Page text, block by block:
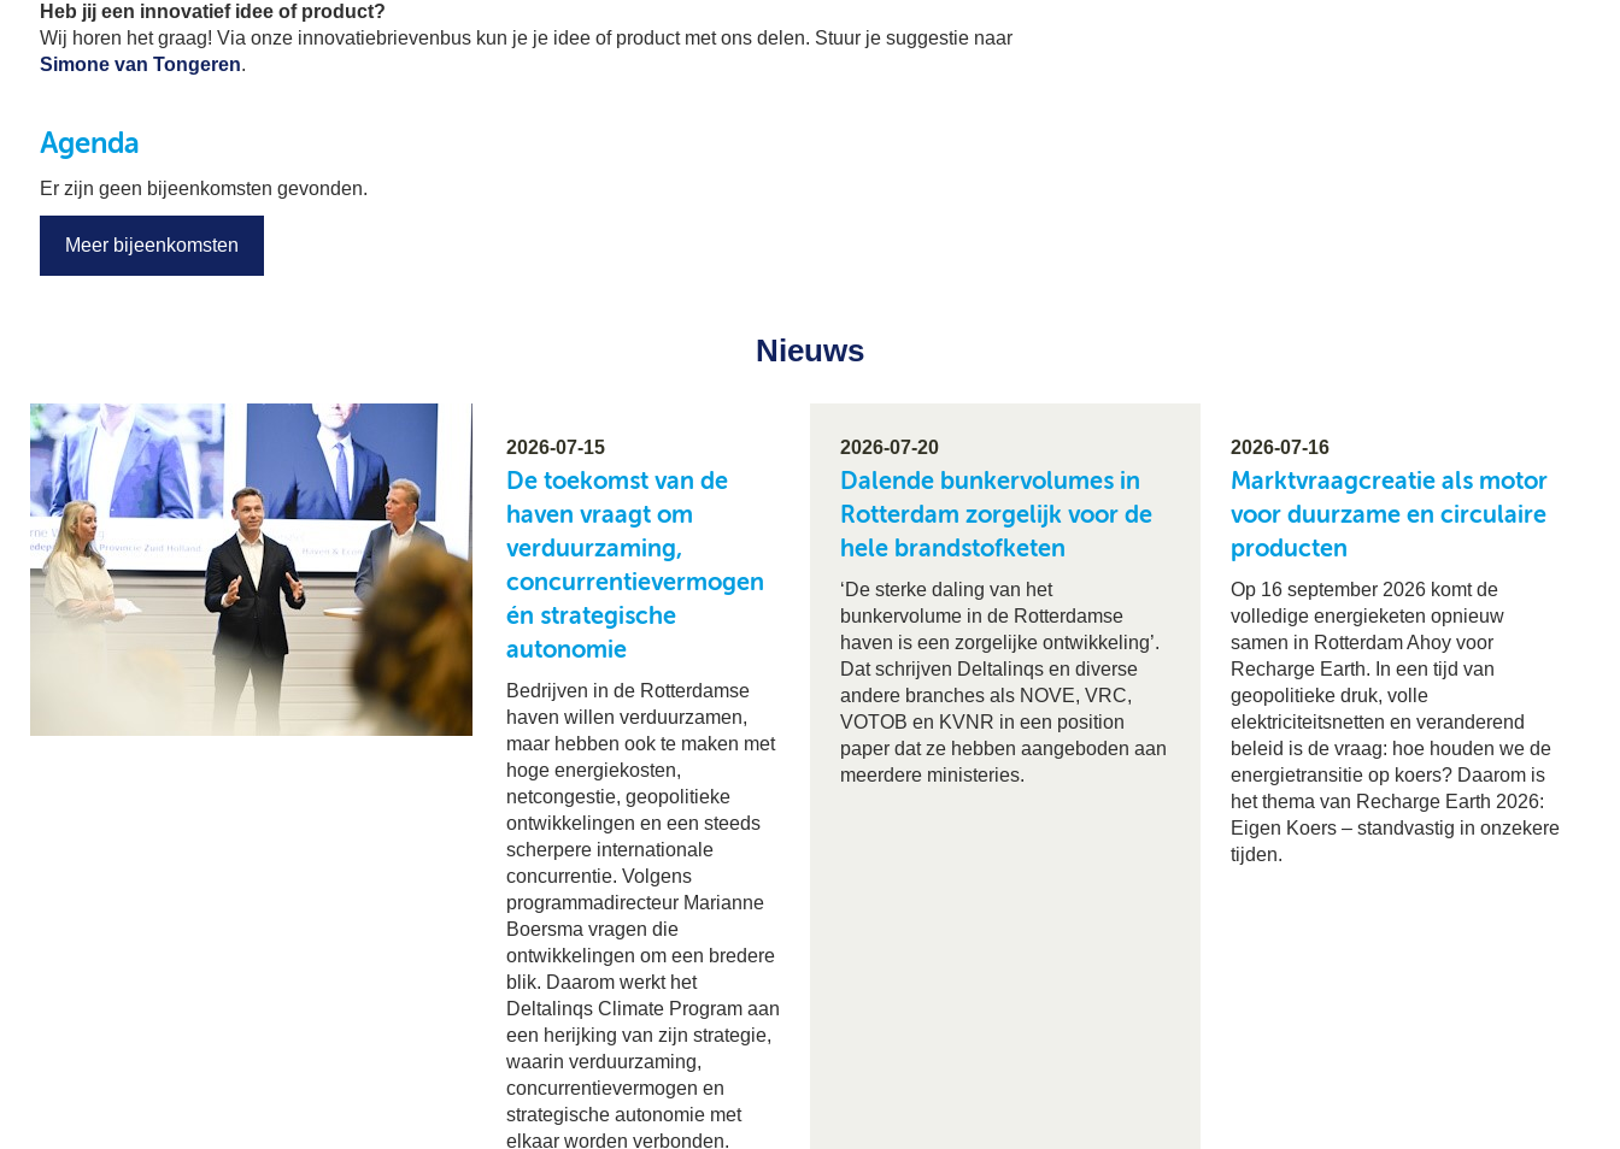
Heb jij een innovatief idee of product?
Wij horen het graag! Via onze innovatiebrievenbus kun je je idee of product met ons delen. Stuur je suggestie naar
Simone van Tongeren.
Agenda
Er zijn geen bijeenkomsten gevonden.
Meer bijeenkomsten
Nieuws
2026-07-15
De toekomst van de
haven vraagt om
verduurzaming,
concurrentievermogen
én strategische
autonomie
Bedrijven in de Rotterdamse
haven willen verduurzamen,
maar hebben ook te maken met
hoge energiekosten,
netcongestie, geopolitieke
ontwikkelingen en een steeds
scherpere internationale
concurrentie. Volgens
programmadirecteur Marianne
Boersma vragen die
ontwikkelingen om een bredere
blik. Daarom werkt het
Deltalinqs Climate Program aan
een herijking van zijn strategie,
waarin verduurzaming,
concurrentievermogen en
strategische autonomie met
elkaar worden verbonden.
2026-07-20
Dalende bunkervolumes in
Rotterdam zorgelijk voor de
hele brandstofketen
‘De sterke daling van het
bunkervolume in de Rotterdamse
haven is een zorgelijke ontwikkeling’.
Dat schrijven Deltalinqs en diverse
andere branches als NOVE, VRC,
VOTOB en KVNR in een position
paper dat ze hebben aangeboden aan
meerdere ministeries.
2026-07-16
Marktvraagcreatie als motor
voor duurzame en circulaire
producten
Op 16 september 2026 komt de
volledige energieketen opnieuw
samen in Rotterdam Ahoy voor
Recharge Earth. In een tijd van
geopolitieke druk, volle
elektriciteitsnetten en veranderend
beleid is de vraag: hoe houden we de
energietransitie op koers? Daarom is
het thema van Recharge Earth 2026:
Eigen Koers – standvastig in onzekere
tijden.